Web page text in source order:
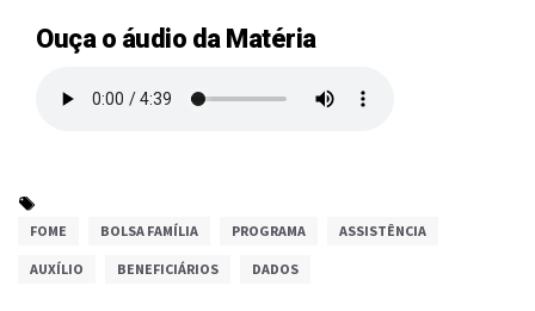
Ouça o áudio da Matéria
FOME BOLSA FAMÍLIA PROGRAMA ASSISTÊNCIA
AUXÍLIO BENEFICIÁRIOS DADOS